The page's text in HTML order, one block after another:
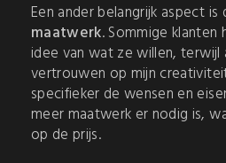
Een ander belangrijk aspect is
maatwerk. Sommige klanten
idee van wat ze willen, terwijl
vertrouwen op mijn
specifieker de wensen en
meer maatwerk er nodig is,
op de prijs.